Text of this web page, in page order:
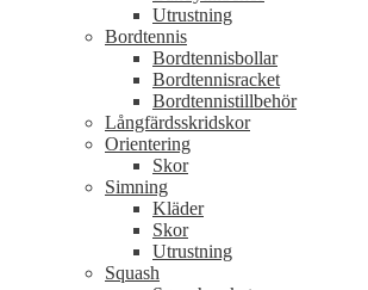
Utrustning
Bordtennis
Bordtennisbollar
Bordtennisracket
Bordtennistillbehör
Långfärdsskridskor
Orientering
Skor
Simning
Kläder
Skor
Utrustning
Squash